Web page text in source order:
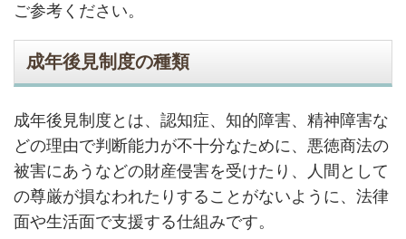
ご参考ください。
成年後見制度の種類
成年後見制度とは、認知症、知的障害、精神障害な
どの理由で判断能力が不十分なために、悪徳商法の
被害にあうなどの財産侵害を受けたり、人間として
の尊厳が損なわれたりすることがないように、法律
面や生活面で支援する仕組みです。